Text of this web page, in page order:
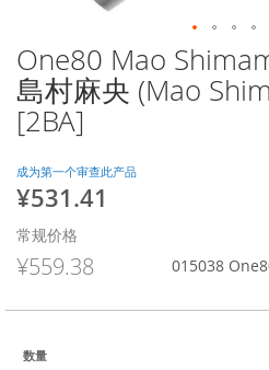
One80 Mao
島村麻央 (Mao
[2BA]
成为第一个审查此产品
特
价
格
¥531.41
常规价格
¥559.38
015038
数量
跳
转
到
图
像
库
的
开
头